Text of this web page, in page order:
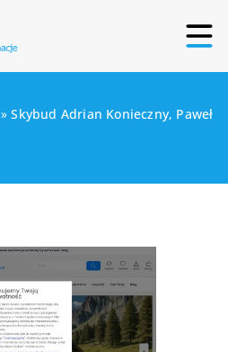
»Skybud Adrian Konieczny, Paweł